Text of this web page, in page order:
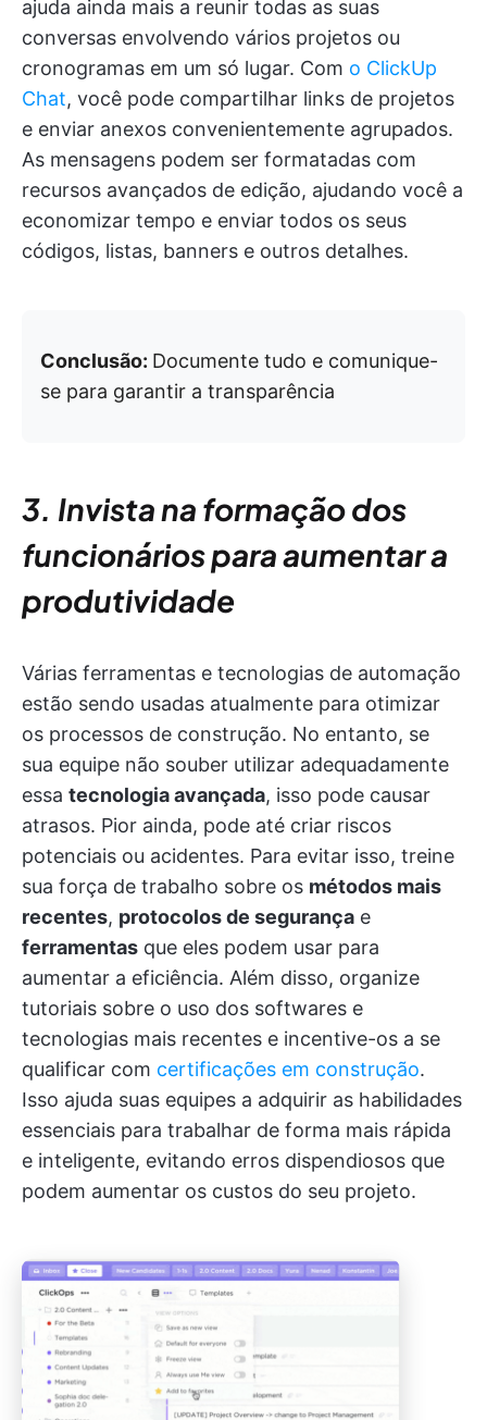
ajuda ainda mais a reunir todas as suas
conversas envolvendo vários projetos ou
cronogramas em um só lugar. Com o ClickUp
Chat, você pode compartilhar links de projetos
e enviar anexos convenientemente agrupados.
As mensagens podem ser formatadas com
recursos avançados de edição, ajudando você a
economizar tempo e enviar todos os seus
códigos, listas, banners e outros detalhes.
Conclusão: Documente tudo e comunique-
se para garantir a transparência
3. Invista na formação dos
funcionários para aumentar a
produtividade
Várias ferramentas e tecnologias de automação
estão sendo usadas atualmente para otimizar
os processos de construção. No entanto, se
sua equipe não souber utilizar adequadamente
essa tecnologia avançada, isso pode causar
atrasos. Pior ainda, pode até criar riscos
potenciais ou acidentes. Para evitar isso, treine
sua força de trabalho sobre os métodos mais
recentes, protocolos de segurança e
ferramentas que eles podem usar para
aumentar a eficiência. Além disso, organize
tutoriais sobre o uso dos softwares e
tecnologias mais recentes e incentive-os a se
qualificar com certificações em construção.
Isso ajuda suas equipes a adquirir as habilidades
essenciais para trabalhar de forma mais rápida
e inteligente, evitando erros dispendiosos que
podem aumentar os custos do seu projeto.